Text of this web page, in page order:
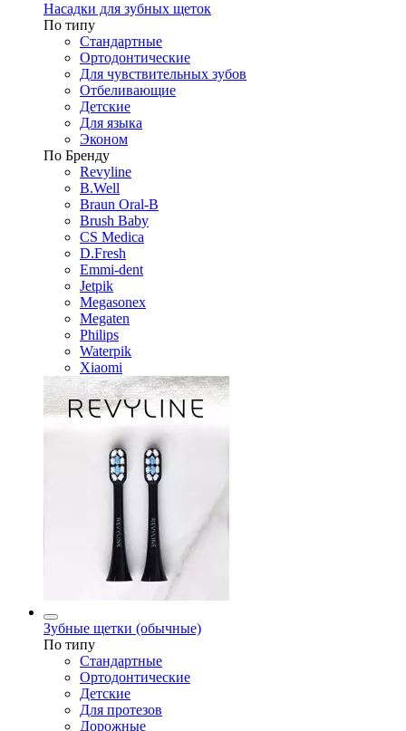
Насадки для зубных щеток
По типу
Стандартные
Ортодонтические
Для чувствительных зубов
Отбеливающие
Детские
Для языка
Эконом
По Бренду
Revyline
B.Well
Braun Oral-B
Brush Baby
CS Medica
D.Fresh
Emmi-dent
Jetpik
Megasonex
Megaten
Philips
Waterpik
Xiaomi
Зубные щетки (обычные)
По типу
Стандартные
Ортодонтические
Детские
Для протезов
Дорожные